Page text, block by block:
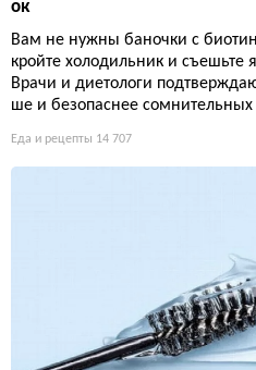
ок
Вам не нужны баночки с
кройте холодильник и
Врачи и диетологи
ше и безопаснее
Еда и рецепты 14 707